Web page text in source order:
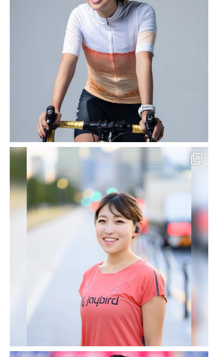
Kプロデュースとは？
腕時計
腕時計
2017-03-21
SEO対策 導入実績・事例
【ウェブ制作実績紹介】群馬 太
田 ブランドウォッチ 腕時計｜
イトイ本店 様
お客様名 イトイ本店 様 事業概要 ブランド
ウォッチ、時計の販売 ブライダルジュエリー
販売 エステサロン経営 他 ご利用サービス
ウェブ制作 URL：http://watch.hh-itoi.com 特
記事項 群馬県太 […]
K produce Instagram
k_produce_official